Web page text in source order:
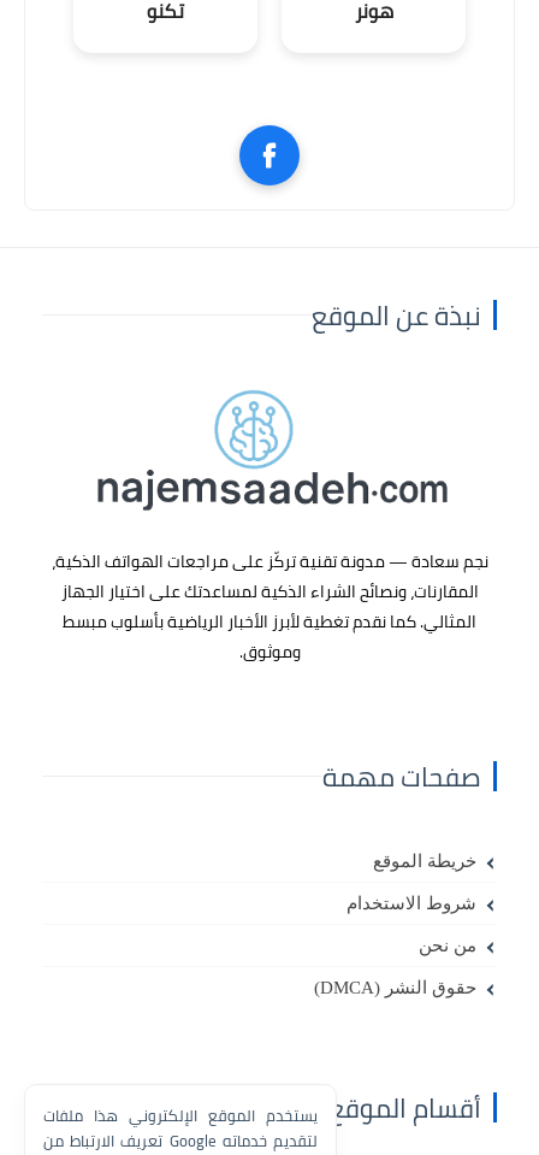
هونر
تكنو
نبذة عن الموقع
نجم سعادة— مدونة تقنية تركّز علىمراجعات الهواتف الذكية،
المقارنات، ونصائح الشراء الذكية لمساعدتك على اختيار الجهاز
المثالي. كما نقدم تغطية لأبرز الأخبار الرياضيةبأسلوب مبسط
وموثوق.
صفحات مهمة
خريطة الموقع
شروط الاستخدام
من نحن
حقوق النشر (DMCA)
أقسام الموقع
يستخدم الموقع الإلكتروني هذا ملفات
تعريف الارتباط من Google لتقديم خدماته